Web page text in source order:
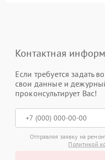
Контактная
Если требуется задать
свои данные и
проконсультирует Вас!
Отправляя заявку на
Политикой